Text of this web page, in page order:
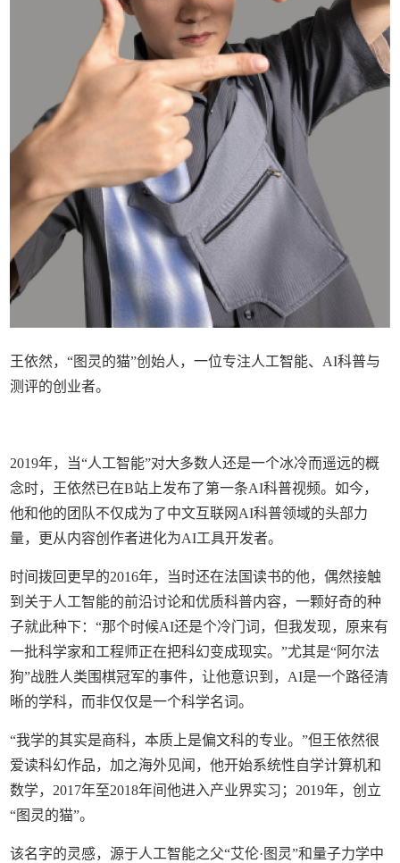
王依然，“图灵的猫”创始人，一位专注人工智能、AI科普与
测评的创业者。
2019年，当“人工智能”对大多数人还是一个冰冷而遥远的概
念时，王依然已在B站上发布了第一条AI科普视频。如今，
他和他的团队不仅成为了中文互联网AI科普领域的头部力
量，更从内容创作者进化为AI工具开发者。
时间拨回更早的2016年，当时还在法国读书的他，偶然接触
到关于人工智能的前沿讨论和优质科普内容，一颗好奇的种
子就此种下：“那个时候AI还是个冷门词，但我发现，原来有
一批科学家和工程师正在把科幻变成现实。”尤其是“阿尔法
狗”战胜人类围棋冠军的事件，让他意识到，AI是一个路径清
晰的学科，而非仅仅是一个科学名词。
“我学的其实是商科，本质上是偏文科的专业。”但王依然很
爱读科幻作品，加之海外见闻，他开始系统性自学计算机和
数学，2017年至2018年间他进入产业界实习；2019年，创立
“图灵的猫”。
该名字的灵感，源于人工智能之父“艾伦·图灵”和量子力学中